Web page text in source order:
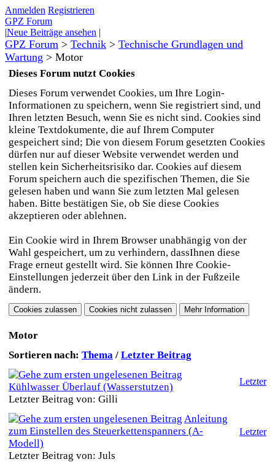
Anmelden Registrieren
GPZ Forum
|Neue Beiträge ansehen |
GPZ Forum > Technik > Technische Grundlagen und
Wartung > Motor
Dieses Forum nutzt Cookies
Dieses Forum verwendet Cookies, um Ihre Login-
Informationen zu speichern, wenn Sie registriert sind, und
Ihren letzten Besuch, wenn Sie es nicht sind. Cookies sind
kleine Textdokumente, die auf Ihrem Computer
gespeichert sind; Die von diesem Forum gesetzten Cookies
dürfen nur auf dieser Website verwendet werden und
stellen kein Sicherheitsrisiko dar. Cookies auf diesem
Forum speichern auch die spezifischen Themen, die Sie
gelesen haben und wann Sie zum letzten Mal gelesen
haben. Bitte bestätigen Sie, ob Sie diese Cookies
akzeptieren oder ablehnen.
Ein Cookie wird in Ihrem Browser unabhängig von der
Wahl gespeichert, um zu verhindern, dassIhnen diese
Frage erneut gestellt wird. Sie können Ihre Cookie-
Einstellungen jederzeit über den Link in der Fußzeile
ändern.
Motor
Sortieren nach: Thema / Letzter Beitrag
Kühlwasser Überlauf (Wasserstutzen)
Letzter Beitrag von: Gilli
Letzter
Anleitung
zum Einstellen des Steuerkettenspanners (A-
Modell)
Letzter Beitrag von: Juls
Letzter